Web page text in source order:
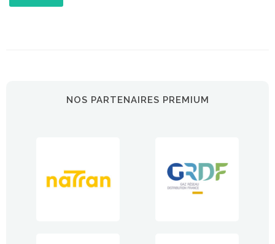
NOS PARTENAIRES PREMIUM